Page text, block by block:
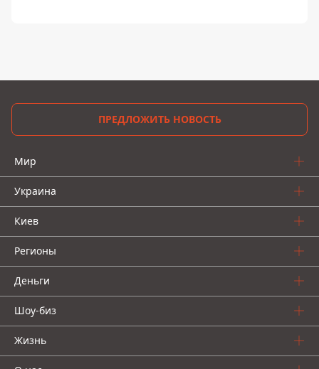
ПРЕДЛОЖИТЬ НОВОСТЬ
Мир
Украина
Киев
Регионы
Деньги
Шоу-биз
Жизнь